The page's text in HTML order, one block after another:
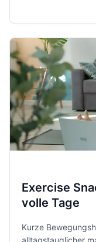
Exercise
volle Tage
Kurze
alltagstauglicher